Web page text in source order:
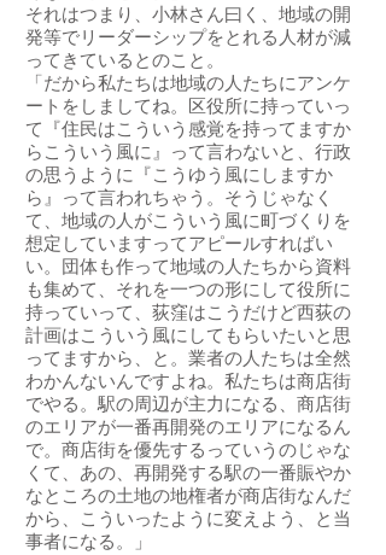
それはつまり、小林さん曰く、地域の開
発等でリーダーシップをとれる人材が減
ってきているとのこと。
「だから私たちは地域の人たちにアンケ
ートをしましてね。区役所に持っていっ
て『住民はこういう感覚を持ってますか
らこういう風に』って言わないと、行政
の思うように『こうゆう風にしますか
ら』って言われちゃう。そうじゃなく
て、地域の人がこういう風に町づくりを
想定していますってアピールすればい
い。団体も作って地域の人たちから資料
も集めて、それを一つの形にして役所に
持っていって、荻窪はこうだけど西荻の
計画はこういう風にしてもらいたいと思
ってますから、と。業者の人たちは全然
わかんないんですよね。私たちは商店街
でやる。駅の周辺が主力になる、商店街
のエリアが一番再開発のエリアになるん
で。商店街を優先するっていうのじゃな
くて、あの、再開発する駅の一番賑やか
なところの土地の地権者が商店街なんだ
から、こういったように変えよう、と当
事者になる。」